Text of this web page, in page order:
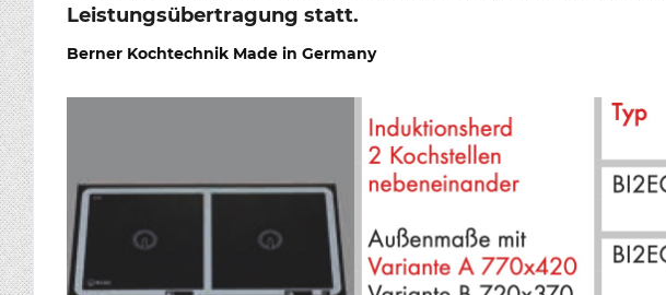
Leistungsübertragung statt.
Berner Kochtechnik Made in Germany